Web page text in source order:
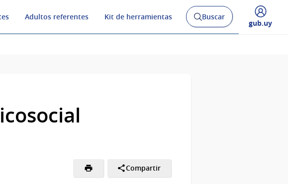
Adultos referentes Kit de herramientas
Abrir
buscador
Buscar
Desplegar
gub.uy
Compartir